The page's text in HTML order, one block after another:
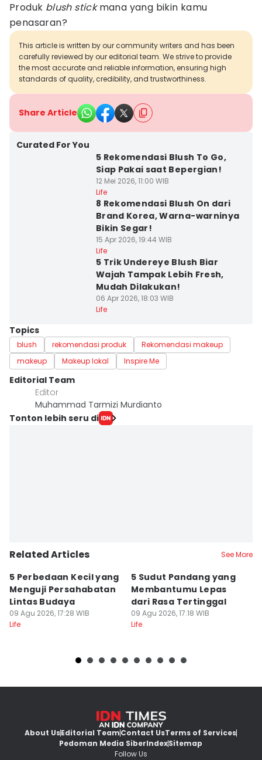
Produk blush stickmana yang bikin kamu
penasaran?
This article is written by our community writers and has been
carefully reviewed by our editorial team. We strive to provide
the most accurate and reliable information, ensuring high
standards of quality, credibility, and trustworthiness.
Share Article
Curated For You
5 Rekomendasi Blush To Go,
Siap Pakai saat Bepergian!
12 Mei 2026, 11:00 WIB
Life
8 Rekomendasi Blush On dari
Brand Korea, Warna-warninya
Bikin Segar!
15 Apr 2026, 19:44 WIB
Life
5 Trik Undereye Blush Biar
Wajah Tampak Lebih Fresh,
Mudah Dilakukan!
06 Apr 2026, 18:03 WIB
Life
Topics
blush rekomendasi produk
Rekomendasi makeup
makeup
Makeup lokal Inspire Me
Editorial Team
Editor
Muhammad Tarmizi Murdianto
Tonton lebih seru di
Related Articles See More
5 Perbedaan Kecil yang
Menguji Persahabatan
Lintas Budaya
09 Agu 2026, 17:28 WIB
Life
5 Sudut Pandang yang
Membantumu Lepas
dari Rasa Tertinggal
09 Agu 2026, 17:18 WIB
Life
About UsEditorial TeamContact UsTerms of Services
Pedoman Media SiberIndexSitemap
Follow Us